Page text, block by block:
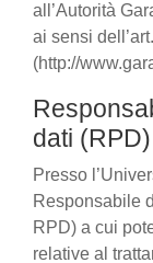
all’Autorità
ai sensi
(http://
dati (RPD)
Presso
Responsabile
RPD) a cui
relative al